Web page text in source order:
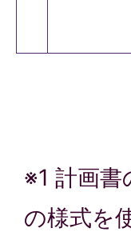
※1 計画書
の様式を